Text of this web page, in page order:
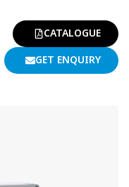
CATALOGUE
GET ENQUIRY